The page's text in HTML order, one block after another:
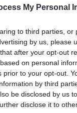
My Personal
to third parties,
by us, please
after your opt-out
on personal
to your opt-out.
by third
be disclosed by us
disclose it to
das
erleben Sie
in der
die
Epochen